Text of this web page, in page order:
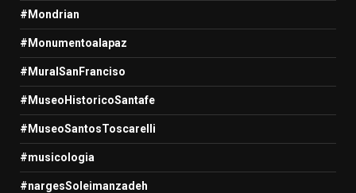
#Mondrian
#Monumentoalapaz
#MuralSanFranciso
#MuseoHistoricoSantafe
#MuseoSantosToscarelli
#musicologia
#nargesSoleimanzadeh